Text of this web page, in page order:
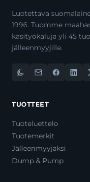
Luotettava
1996. Tuomme
käsityökaluja yli 45
jälleenmyyjille.
TUOTTEET
Tuoteluettelo
Tuotemerkit
Jälleenmyyjäksi
Dump & Pump